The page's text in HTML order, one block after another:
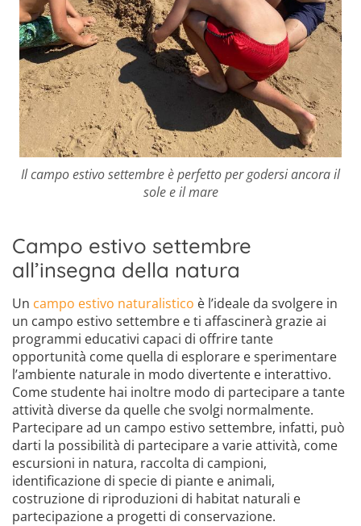
Il campo estivo settembre è perfetto per godersi ancora il
sole e il mare
Campo estivo settembre
all’insegna della natura
Un campo estivo naturalistico è l’ideale da svolgere in
un campo estivo settembre e ti affascinerà grazie ai
programmi educativi capaci di offrire tante
opportunità come quella di esplorare e sperimentare
l’ambiente naturale in modo divertente e interattivo.
Come studente hai inoltre modo di partecipare a tante
attività diverse da quelle che svolgi normalmente.
Partecipare ad un campo estivo settembre, infatti, può
darti la possibilità di partecipare a varie attività, come
escursioni in natura, raccolta di campioni,
identificazione di specie di piante e animali,
costruzione di riproduzioni di habitat naturali e
partecipazione a progetti di conservazione.